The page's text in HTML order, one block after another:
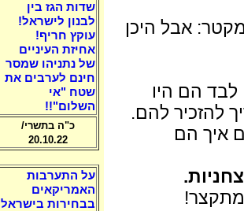
אבל היכן
לבד הם היו
להזכיר להם.
איך הם
מתקצר!
שדות הגז בין
לבנון לישראל!
עוקץ חריף!
אחיזת העיניים
של נתניהו שמסר
חינם לערבים את
שטח "אי
השלום"!!
כ"ה בתשרי/
20.10.22
על התערבות
האמריקאים
בבחירות בישראל